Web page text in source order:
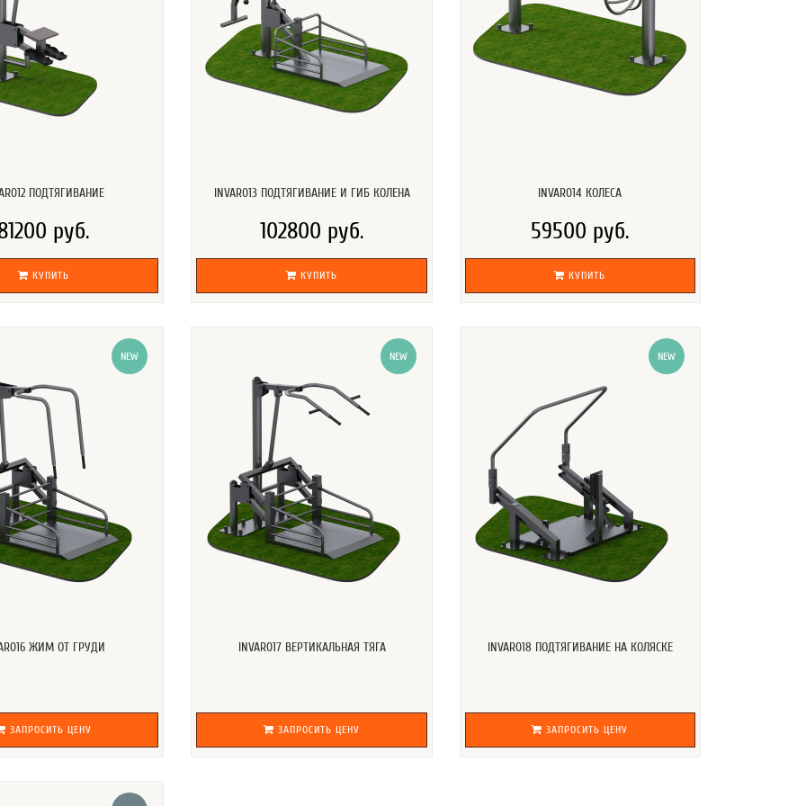
ПОДТЯГИВАНИЕ
руб.
КУПИТЬ
INVAR013 ПОДТЯГИВАНИЕ И ГИБ КОЛЕНА
102800 руб.
КУПИТЬ
INVAR014 КОЛЕСА
59500 руб.
КУПИТЬ
NEW
ЖИМ ОТ ГРУДИ
ЗАПРОСИТЬ ЦЕНУ
NEW
INVAR017 ВЕРТИКАЛЬНАЯ ТЯГА
ЗАПРОСИТЬ ЦЕНУ
NEW
INVAR018 ПОДТЯГИВАНИЕ НА КОЛЯСКЕ
ЗАПРОСИТЬ ЦЕНУ